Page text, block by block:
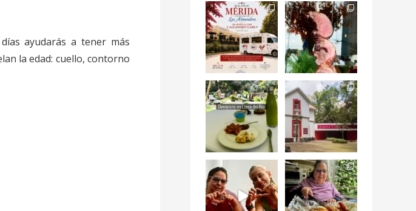
ayudarás a tener más
la edad: cuello, contorno
Siempre me mueven
las causas y comer
con causa es...
12 0
Fuimos a celebrar a
mis dos #mamás
más cercanas mi...
17 0
Levantarse, escuchar
el río correr y sentir
el...
19 0
Esta
#NochedeMuseos
en la
#QuintaColorada
el...
12 0
¡Qué desayuno tan
increíble en
@LasQuinceLetras!...
28 3
Me tocó rosca de
Tagers un
restaurante de
Avenida...
50 10